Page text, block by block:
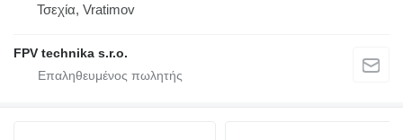
Τσεχία, Vratimov
FPV technika s.r.o.